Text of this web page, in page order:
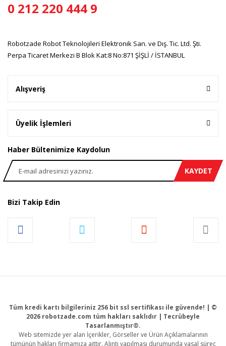
0 212 220 444 9
Robotzade Robot Teknolojileri Elektronik San. ve Dış. Tic. Ltd. Şti.
Perpa Ticaret Merkezi B Blok Kat:8 No:871 ŞİŞLİ / İSTANBUL
Alışveriş
Üyelik İşlemleri
Haber Bültenimize Kaydolun
KAYDET
Bizi Takip Edin
Tüm kredi kartı bilgileriniz 256 bit ssl sertifikası ile güvende! | ©
2026 robotzade.com tüm hakları saklıdır | Tecrübeyle
Tasarlanmıştır®.
Web sitemizde yer alan İçerikler, Görseller ve Ürün Açıklamalarının
tümünün hakları firmamıza aittir. Alıntı yapılması durumunda yasal süreç